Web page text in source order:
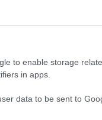
to enable storage
in apps.
data to be sent to
(mihez nyúlj